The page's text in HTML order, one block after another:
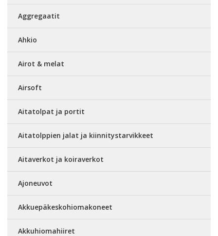
Aggregaatit
Ahkio
Airot & melat
Airsoft
Aitatolpat ja portit
Aitatolppien jalat ja kiinnitystarvikkeet
Aitaverkot ja koiraverkot
Ajoneuvot
Akkuepäkeskohiomakoneet
Akkuhiomahiiret